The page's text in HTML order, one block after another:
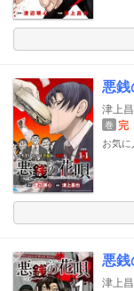
悪銭
津上
巻 完
お気に
悪銭
津上